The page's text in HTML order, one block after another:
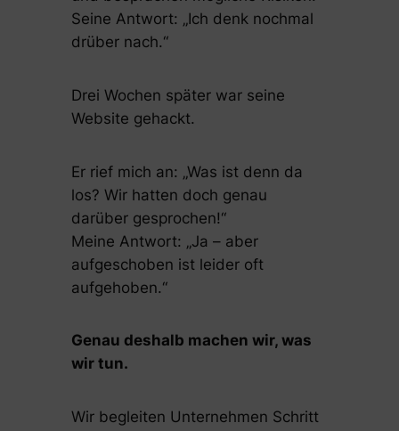
Seine Antwort: „Ich denk nochmal
drüber nach.“
Drei Wochen später war seine
Website gehackt.
Er rief mich an: „Was ist denn da
los? Wir hatten doch genau
darüber gesprochen!“
Meine Antwort:
„Ja – aber
aufgeschoben ist leider oft
aufgehoben.“
Genau deshalb machen wir, was
wir tun.
Wir begleiten Unternehmen Schritt